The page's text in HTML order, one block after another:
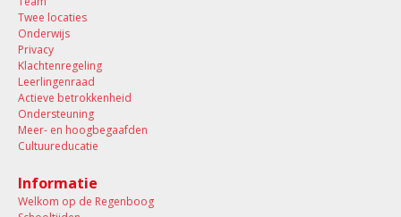
Twee locaties
Onderwijs
Privacy
Klachtenregeling
Leerlingenraad
Actieve betrokkenheid
Ondersteuning
Meer- en hoogbegaafden
Cultuureducatie
Informatie
Welkom op de Regenboog